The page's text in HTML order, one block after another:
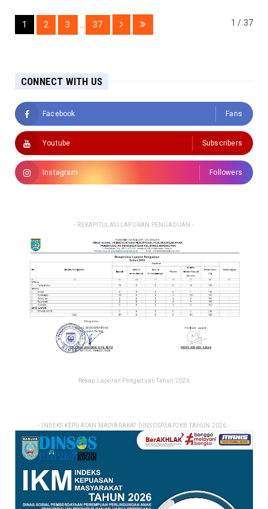
1 / 37
1 2 3 37
CONNECT WITH US
Facebook Fans
Youtube Subscribers
Instagram Followers
- REKAPITULASI LAPORAN PENGADUAN -
Rekap Laporan Pengaduan Tahun 2026
- INDEKS KEPUASAN MASYARAKAT DINSOSP3AP2KB TAHUN 2026 -